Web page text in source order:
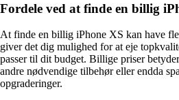
Fordele ved at finde en billig
At finde en billig iPhone XS kan have
giver det dig mulighed for at eje
passer til dit budget. Billige priser
andre nødvendige tilbehør eller endda
opgraderinger.